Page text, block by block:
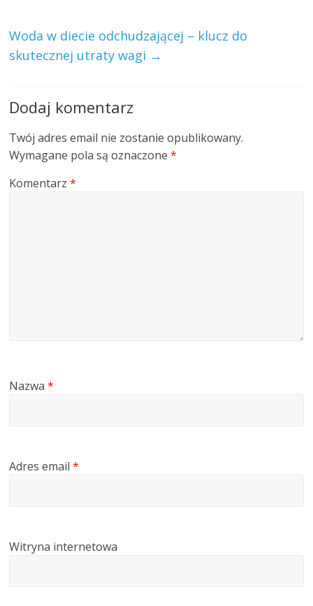
Woda w diecie odchudzającej – klucz do
skutecznej utraty wagi →
Dodaj komentarz
Twój adres email nie zostanie opublikowany.
Wymagane pola są oznaczone*
Komentarz*
Nazwa*
Adres email*
Witryna internetowa